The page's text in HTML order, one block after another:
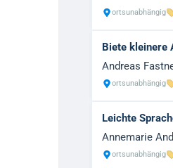
ortsunabhängig
Biete kleinere
Andreas
ortsunabhängig
Leichte
Annemarie
ortsunabhängig